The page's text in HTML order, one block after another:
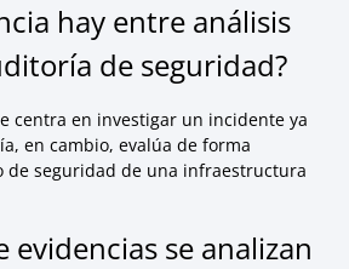
hay entre análisis
de seguridad?
centra en investigar un incidente ya
en cambio, evalúa de forma
de seguridad de una infraestructura
evidencias se analizan